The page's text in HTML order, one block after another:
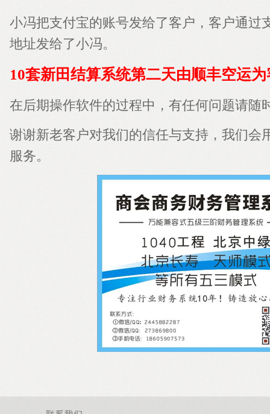
小冯把支付宝的账号发给了客户，客户通过
地址发给了小冯。
10套新田结算系统第二天由顺丰空运
在后期操作软件的过程中，有任何问题请随
谢谢新老客户对我们的信任与支持，我们会
服务。